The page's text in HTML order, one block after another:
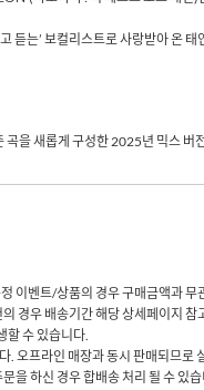
듣는’ 보컬리스트로 사랑받아 온
곡을 새롭게 구성한 2025년 믹스 버
이벤트/상품의 경우 구매금액과
경우 배송기간 해당 상세페이지 참
할 수 있습니다.
오프라인 매장과 동시 판매되므로
을 하신 경우 합배송 처리 될 수 있습